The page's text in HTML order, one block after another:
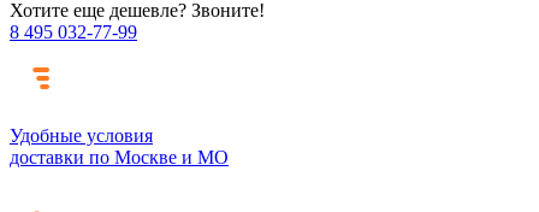
Хотите еще дешевле? Звоните!
8 495 032-77-99
Удобные условия
доставки по Москве и МО